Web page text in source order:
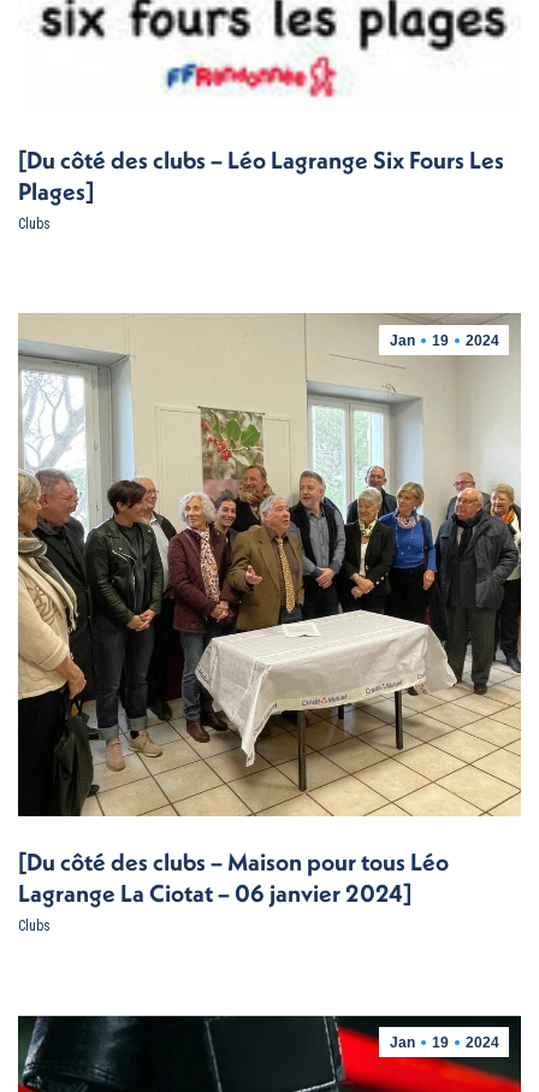
[Du côté des clubs – Léo Lagrange Six Fours Les
Plages]
Clubs
Jan 19 2024
[Du côté des clubs – Maison pour tous Léo
Lagrange La Ciotat – 06 janvier 2024]
Clubs
Jan 19 2024